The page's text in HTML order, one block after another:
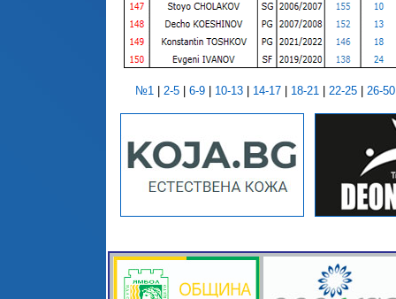
№1 2-5| 6-9| 10-13| 14-17| 18-21| 22-25| 26-50